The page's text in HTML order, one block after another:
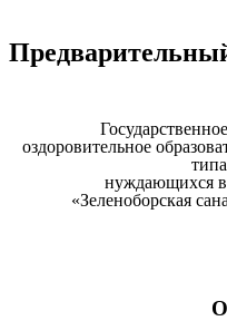
оздоровительное
нуждающихся в
«Зеленоборская